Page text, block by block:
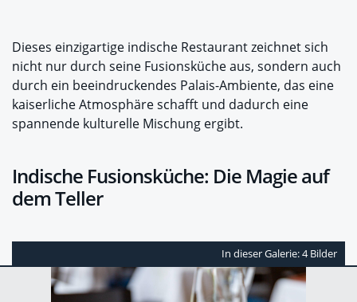
Dieses einzigartige indische Restaurant zeichnet sich
nicht nur durch seine Fusionsküche aus, sondern auch
durch ein beeindruckendes Palais-Ambiente, das eine
kaiserliche Atmosphäre schafft und dadurch eine
spannende kulturelle Mischung ergibt.
Indische Fusionsküche: Die Magie auf
dem Teller
In dieser Galerie: 4 Bilder